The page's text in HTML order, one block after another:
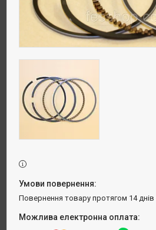
повернення товару протягом 14 днів